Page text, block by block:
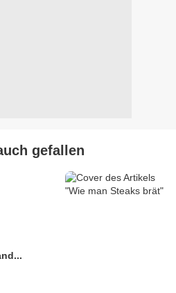
gefallen